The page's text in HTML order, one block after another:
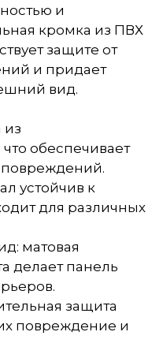
и
кромка из ПВХ
защите от
и придает
вид.
из
обеспечивает
повреждений.
устойчив к
для различных
матовая
делает панель
защита
повреждение и